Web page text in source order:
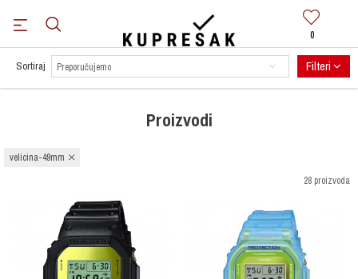
0
BESPLATNA DOSTAVA za sve narudžbe preko 100 KM.Saznaj više
Proizvodi
Sortiraj Filteri
velicina-49mm
28 proizvoda